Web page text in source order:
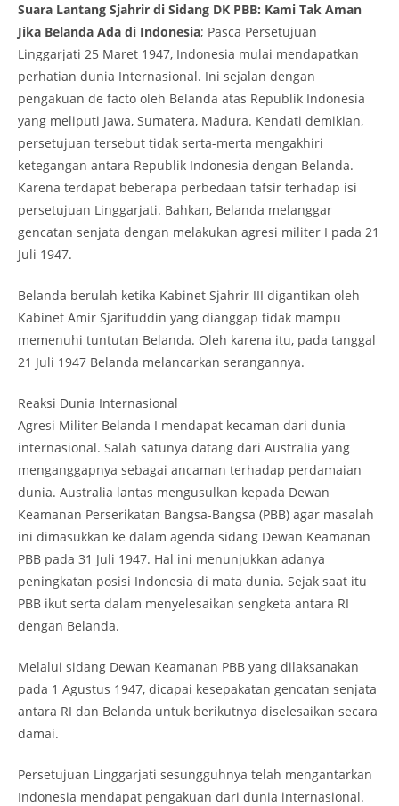
Suara Lantang Sjahrir di Sidang DK PBB: Kami Tak Aman
Jika Belanda Ada di Indonesia; Pasca Persetujuan
Linggarjati 25 Maret 1947, Indonesia mulai mendapatkan
perhatian dunia Internasional. Ini sejalan dengan
pengakuan de facto oleh Belanda atas Republik Indonesia
yang meliputi Jawa, Sumatera, Madura. Kendati demikian,
persetujuan tersebut tidak serta-merta mengakhiri
ketegangan antara Republik Indonesia dengan Belanda.
Karena terdapat beberapa perbedaan tafsir terhadap isi
persetujuan Linggarjati. Bahkan, Belanda melanggar
gencatan senjata dengan melakukan agresi militer I pada 21
Juli 1947.
Belanda berulah ketika Kabinet Sjahrir III digantikan oleh
Kabinet Amir Sjarifuddin yang dianggap tidak mampu
memenuhi tuntutan Belanda. Oleh karena itu, pada tanggal
21 Juli 1947 Belanda melancarkan serangannya.
Reaksi Dunia Internasional
Agresi Militer Belanda I mendapat kecaman dari dunia
internasional. Salah satunya datang dari Australia yang
menganggapnya sebagai ancaman terhadap perdamaian
dunia. Australia lantas mengusulkan kepada Dewan
Keamanan Perserikatan Bangsa-Bangsa (PBB) agar masalah
ini dimasukkan ke dalam agenda sidang Dewan Keamanan
PBB pada 31 Juli 1947. Hal ini menunjukkan adanya
peningkatan posisi Indonesia di mata dunia. Sejak saat itu
PBB ikut serta dalam menyelesaikan sengketa antara RI
dengan Belanda.
Melalui sidang Dewan Keamanan PBB yang dilaksanakan
pada 1 Agustus 1947, dicapai kesepakatan gencatan senjata
antara RI dan Belanda untuk berikutnya diselesaikan secara
damai.
Persetujuan Linggarjati sesungguhnya telah mengantarkan
Indonesia mendapat pengakuan dari dunia internasional.